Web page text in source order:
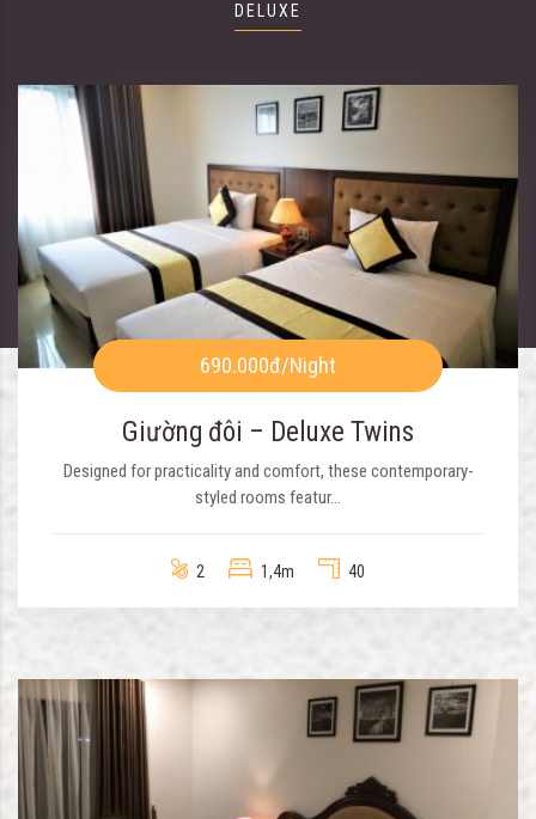
DELUXE
690.000đ/Night
Giường đôi – Deluxe Twins
Designed for practicality and comfort, these contemporary-
styled rooms featur...
2 1,4m 40